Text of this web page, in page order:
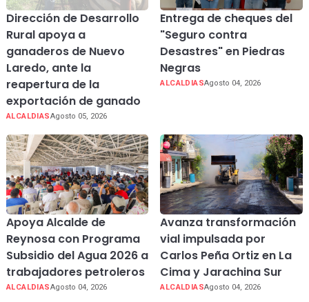
Dirección de Desarrollo
Rural apoya a
ganaderos de Nuevo
Laredo, ante la
reapertura de la
exportación de ganado
ALCALDIASAgosto 05, 2026
Entrega de cheques del
"Seguro contra
Desastres" en Piedras
Negras
ALCALDIASAgosto 04, 2026
Apoya Alcalde de
Reynosa con Programa
Subsidio del Agua 2026 a
trabajadores petroleros
ALCALDIASAgosto 04, 2026
Avanza transformación
vial impulsada por
Carlos Peña Ortiz en La
Cima y Jarachina Sur
ALCALDIASAgosto 04, 2026